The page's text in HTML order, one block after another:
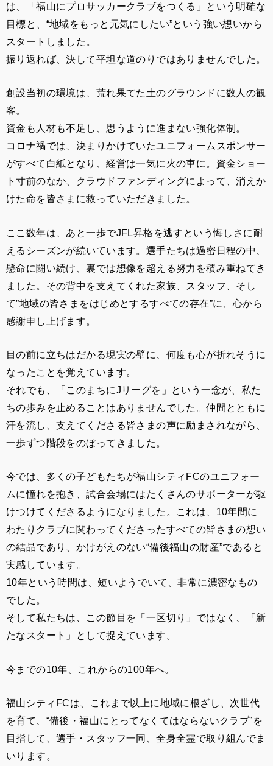
は、「福山にプロサッカークラブをつくる」という明確な
目標と、“地域をもっと元気にしたい”という強い想いから
スタートしました。
振り返れば、決して平坦な道のりではありませんでした。
創設当初の環境は、荒れ果てた土のグラウンドに数人の観
客。
資金も人材も不足し、思うように進まない強化体制。
コロナ禍では、決まりかけていたユニフォームスポンサー
がすべて白紙となり、経営は一気に火の車に。資金ショー
ト寸前のなか、クラウドファンディングによって、消えか
けた命を皆さまに救っていただきました。
ここ数年は、あと一歩でJFL昇格を逃すという悔しさに耐
えるシーズンが続いています。選手たちは過密日程の中、
懸命に闘い続け、裏では想像を超える努力を積み重ねてき
ました。その背中を支えてくれた家族、スタッフ、そし
て”地域の皆さまをはじめとするすべての存在”に、心から
感謝申し上げます。
目の前に立ちはだかる現実の壁に、何度も心が折れそうに
なったことを覚えています。
それでも、「このまちにJリーグを」という一念が、私た
ちの歩みを止めることはありませんでした。仲間とともに
汗を流し、支えてくださる皆さまの声に励まされながら、
一歩ずつ階段をのぼってきました。
今では、多くの子どもたちが福山シティFCのユニフォー
ムに憧れを抱き、試合会場にはたくさんのサポーターが駆
けつけてくださるようになりました。これは、10年間に
わたりクラブに関わってくださったすべての皆さまの想い
の結晶であり、かけがえのない“備後福山の財産”であると
実感しています。
10年という時間は、短いようでいて、非常に濃密なもの
でした。
そして私たちは、この節目を「一区切り」ではなく、「新
たなスタート」として捉えています。
今までの10年、これからの100年へ。
福山シティFCは、これまで以上に地域に根ざし、次世代
を育て、“備後・福山にとってなくてはならないクラブ”を
目指して、選手・スタッフ一同、全身全霊で取り組んでま
いります。